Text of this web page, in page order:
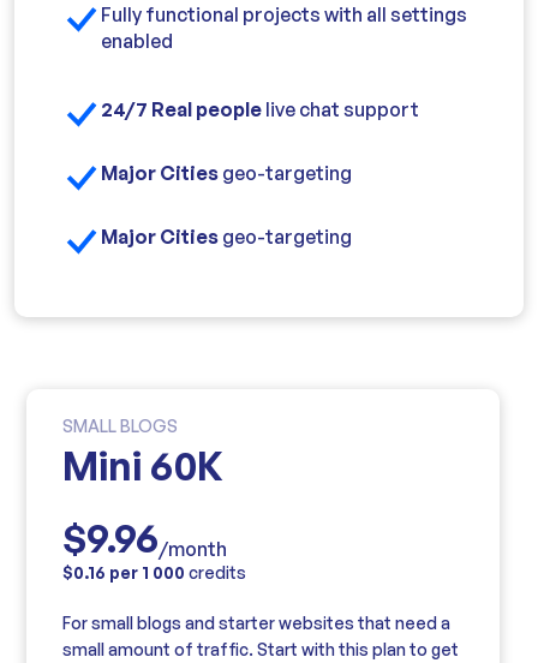
Fully functional projects with all settings
enabled
24/7 Real people live chat support
Major Cities geo-targeting
Major Cities geo-targeting
SMALL BLOGS
Mini 60K
$9.96/month
$0.16 per 1 000 credits
For small blogs and starter websites that need a
small amount of traffic. Start with this plan to get